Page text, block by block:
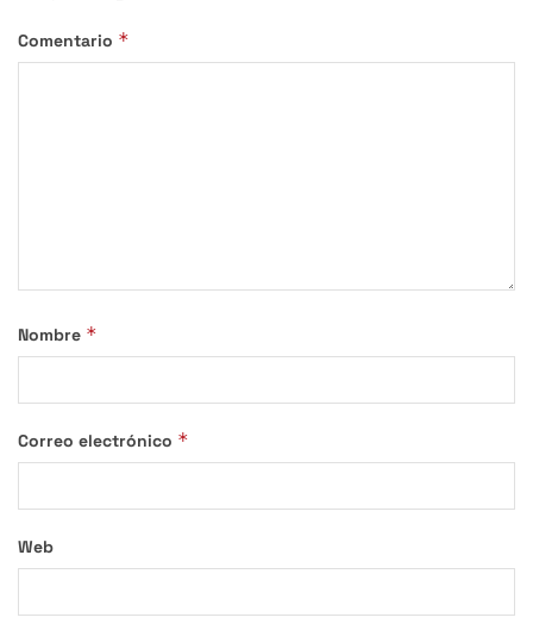
Comentario *
Nombre *
Correo electrónico *
Web